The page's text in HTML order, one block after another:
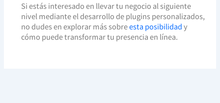
Si estás interesado en llevar tu negocio al siguiente
nivel mediante el desarrollo de plugins personalizados,
no dudes en explorar más sobreesta posibilidady
cómo puede transformar tu presencia en línea.